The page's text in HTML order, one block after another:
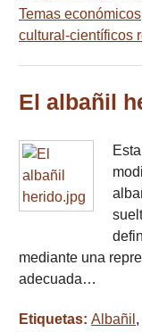
Temas económicos
cultural-científicos
El albañil
mediante una
adecuada…
Etiquetas: Albañil ,